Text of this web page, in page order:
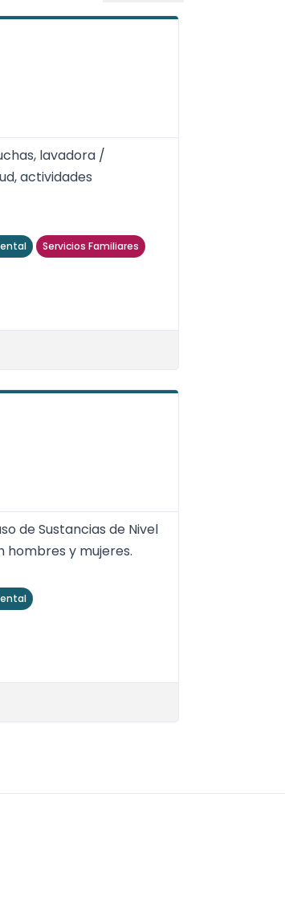
lavadora /
actividades
Servicios Familiares
de Sustancias de Nivel
hombres y mujeres.